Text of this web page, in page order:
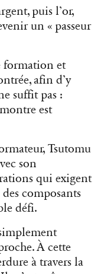
puis l’or,
un « passeur
formation et
afin d’y
suffit pas :
est
Tsutomu
son
qui exigent
composants
défi.
À cette
à travers la